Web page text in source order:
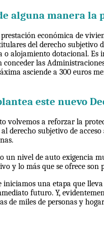
alguna manera
económica de
del derecho subjetivo
o alojamiento dotacional.
las
asciende a 300 euros
este nuevo
volvemos a reforzar la
derecho subjetivo de
un nivel de auto exigencia
y lo más que se ofrece
iniciamos una etapa que
futuro. Y,
de miles de personas y